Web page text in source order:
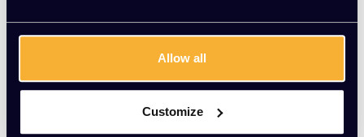
Allow all
Customize